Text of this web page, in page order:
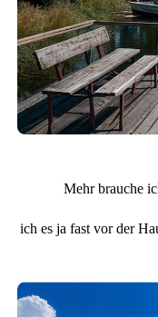
Mehr brauche
ich es ja fast vor der